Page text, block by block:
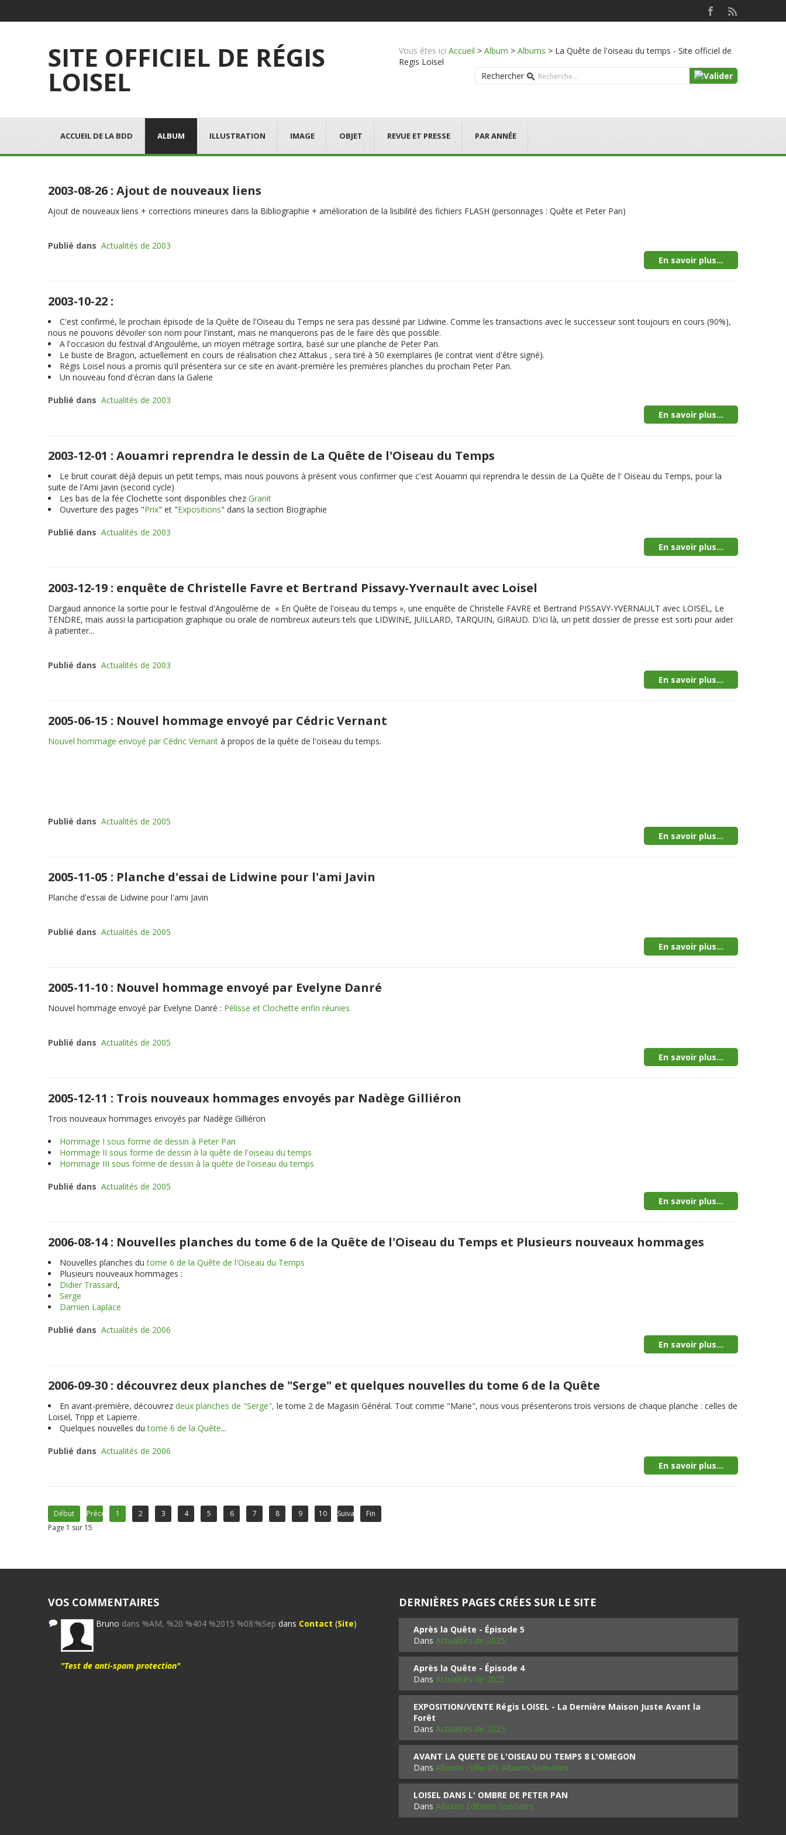
SITE OFFICIEL DE RÉGIS
LOISEL
Vous êtes ici Accueil > Album > Albums > La Quête de l'oiseau du temps - Site officiel de
Regis Loisel
Rechercher
ACCUEIL DE LA BDD ALBUM ILLUSTRATION IMAGE OBJET REVUE ET PRESSE PAR ANNÉE
2003-08-26 : Ajout de nouveaux liens
Ajout de nouveaux liens + corrections mineures dans la Bibliographie + amélioration de la lisibilité des fichiers FLASH (personnages : Quête et Peter Pan)
Publié dans Actualités de 2003
En savoir plus...
2003-10-22 :
C'est confirmé, le prochain épisode de la Quête de l'Oiseau du Temps ne sera pas dessiné par Lidwine. Comme les transactions avec le successeur sont toujours en cours (90%),
nous ne pouvons dévoiler son nom pour l'instant, mais ne manquerons pas de le faire dès que possible.
A l'occasion du festival d'Angoulême, un moyen métrage sortira, basé sur une planche de Peter Pan.
Le buste de Bragon, actuellement en cours de réalisation chez Attakus , sera tiré à 50 exemplaires (le contrat vient d'être signé).
Régis Loisel nous a promis qu'il présentera sur ce site en avant-première les premières planches du prochain Peter Pan.
Un nouveau fond d'écran dans la Galerie
Publié dans Actualités de 2003
En savoir plus...
2003-12-01 : Aouamri reprendra le dessin de La Quête de l'Oiseau du Temps
Le bruit courait déjà depuis un petit temps, mais nous pouvons à présent vous confirmer que c'est Aouamri qui reprendra le dessin de La Quête de l' Oiseau du Temps, pour la
suite de l'Ami Javin (second cycle)
Les bas de la fée Clochette sont disponibles chez Granit
Ouverture des pages "Prix" et "Expositions" dans la section Biographie
Publié dans Actualités de 2003
En savoir plus...
2003-12-19 : enquête de Christelle Favre et Bertrand Pissavy-Yvernault avec Loisel
Dargaud annonce la sortie pour le festival d'Angoulême de « En Quête de l'oiseau du temps », une enquête de Christelle FAVRE et Bertrand PISSAVY-YVERNAULT avec LOISEL, Le
TENDRE, mais aussi la participation graphique ou orale de nombreux auteurs tels que LIDWINE, JUILLARD, TARQUIN, GIRAUD. D'ici là, un petit dossier de presse est sorti pour aider
à patienter...
Publié dans Actualités de 2003
En savoir plus...
2005-06-15 : Nouvel hommage envoyé par Cédric Vernant
Nouvel hommage envoyé par Cédric Vernant à propos de la quête de l'oiseau du temps.
Publié dans Actualités de 2005
En savoir plus...
2005-11-05 : Planche d'essai de Lidwine pour l'ami Javin
Planche d'essai de Lidwine pour l'ami Javin
Publié dans Actualités de 2005
En savoir plus...
2005-11-10 : Nouvel hommage envoyé par Evelyne Danré
Nouvel hommage envoyé par Evelyne Danré : Pélisse et Clochette enfin réunies.
Publié dans Actualités de 2005
En savoir plus...
2005-12-11 : Trois nouveaux hommages envoyés par Nadège Gilliéron
Trois nouveaux hommages envoyés par Nadège Gilliéron
Hommage I sous forme de dessin à Peter Pan
Hommage II sous forme de dessin à la quête de l'oiseau du temps
Hommage III sous forme de dessin à la quête de l'oiseau du temps
Publié dans Actualités de 2005
En savoir plus...
2006-08-14 : Nouvelles planches du tome 6 de la Quête de l'Oiseau du Temps et Plusieurs nouveaux hommages
Nouvelles planches dutome 6 de la Quête de l'Oiseau du Temps
Plusieurs nouveaux hommages :
Didier Trassard,
Serge
Damien Laplace
Publié dans Actualités de 2006
En savoir plus...
2006-09-30 : découvrez deux planches de "Serge" et quelques nouvelles du tome 6 de la Quête
En avant-première, découvrez deux planches de "Serge", le tome 2 de Magasin Général. Tout comme "Marie", nous vous présenterons trois versions de chaque planche : celles de
Loisel, Tripp et Lapierre.
Quelques nouvelles dutome 6 de la Quête...
Publié dans Actualités de 2006
En savoir plus...
Début Précédent1 2 3 4 5 6 7 8 9 10 Suivant
Fin
Page 1 sur 15
VOS COMMENTAIRES
Bruno dans %AM, %20 %404 %2015 %08:%Sep dans Contact (Site)
"Test de anti-spam protection"
DERNIÈRES PAGES CRÉES SUR LE SITE
Après la Quête - Épisode 5
Dans Actualités de 2025
Après la Quête - Épisode 4
Dans Actualités de 2025
EXPOSITION/VENTE Régis LOISEL - La Dernière Maison Juste Avant la
Forêt
Dans Actualités de 2025
AVANT LA QUETE DE L'OISEAU DU TEMPS 8 L'OMEGON
Dans Albums collectifs Albums Scénarios
LOISEL DANS L' OMBRE DE PETER PAN
Dans Albums Editions Spéciales